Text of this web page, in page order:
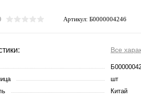
Артикул: Б0000004246
Все
шт
Китай